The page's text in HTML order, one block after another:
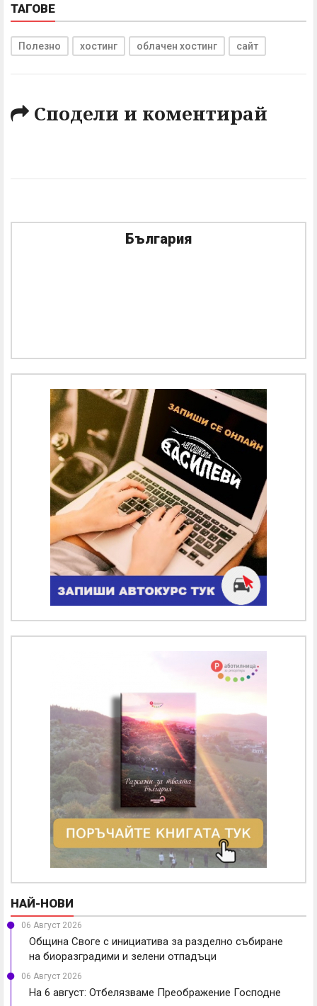
ТАГОВЕ
Полезно хостинг облачен хостинг сайт
Сподели и коментирай
България
НАЙ-НОВИ
06 Август 2026
Община Своге с инициатива за разделно събиране
на биоразградими и зелени отпадъци
06 Август 2026
На 6 август: Отбелязваме Преображение Господне